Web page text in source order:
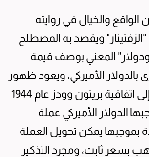
الواقع والخيال في روايته
ويقصد به المصطلح
المعني بوصف قيمة
بالدولار الأميركي، ويعود ظهور
هذا المصطلح إلى اتفاقية بريتون وودز عام 1944
الدولار الأميركي عملة
بموجبها يمكن تحويل العملة
بسعر ثابت، ومجرد التذكير